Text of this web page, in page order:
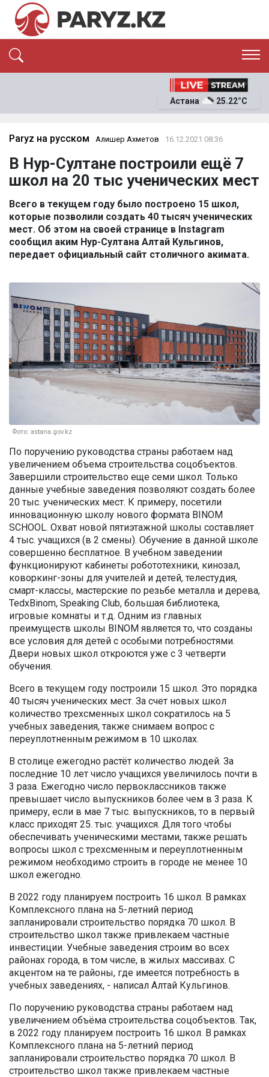
ЭКОНОМИКА
ОҚИҒА
News
Астана 25.22°C
Paryz на русском Алишер Ахметов 16.12.2021 08:36
В Нур-Султане построили ещё 7
школ на 20 тыс ученических мест
Всего в текущем году было построено 15 школ,
которые позволили создать 40 тысяч ученических
мест. Об этом на своей странице в Instagram
сообщил аким Нур-Султана Алтай Кульгинов,
передает официальный сайт столичного акимата.
Фото: astana.gov.kz
По поручению руководства страны работаем над
увеличением объема строительства соцобъектов.
Завершили строительство еще семи школ. Только
данные учебные заведения позволяют создать более
20 тыс. ученических мест. К примеру, посетили
инновационную школу нового формата BINOM
SCHOOL. Охват новой пятиэтажной школы составляет
4 тыс. учащихся (в 2 смены). Обучение в данной школе
совершенно бесплатное. В учебном заведении
функционируют кабинеты робототехники, кинозал,
коворкинг-зоны для учителей и детей, телестудия,
смарт-классы, мастерские по резьбе металла и дерева,
TedxBinom, Speaking Club, большая библиотека,
игровые комнаты и т.д. Одним из главных
преимуществ школы BINOM является то, что созданы
все условия для детей с особыми потребностями.
Двери новых школ откроются уже с 3 четверти
обучения.
Всего в текущем году построили 15 школ. Это порядка
40 тысяч ученических мест. За счет новых школ
количество трехсменных школ сократилось на 5
учебных заведения, также снимаем вопрос с
переуплотненным режимом в 10 школах.
В столице ежегодно растёт количество людей. За
последние 10 лет число учащихся увеличилось почти в
3 раза. Ежегодно число первоклассников также
превышает число выпускников более чем в 3 раза. К
примеру, если в мае 7 тыс. выпускников, то в первый
класс приходят 25. тыс. учащихся. Для того чтобы
обеспечивать ученическими местами, также решать
вопросы школ с трехсменным и переуплотненным
режимом необходимо строить в городе не менее 10
школ ежегодно.
В 2022 году планируем построить 16 школ. В рамках
Комплексного плана на 5-летний период
запланировали строительство порядка 70 школ. В
строительство школ также привлекаем частные
инвестиции. Учебные заведения строим во всех
районах города, в том числе, в жилых массивах. С
акцентом на те районы, где имеется потребность в
учебных заведениях, - написал Алтай Кульгинов.
По поручению руководства страны работаем над
увеличением объёма строительства соцобъектов. Так,
в 2022 году планируем построить 16 школ. В рамках
Комплексного плана на 5-летний период
запланировали строительство порядка 70 школ. В
строительство школ также привлекаем частные